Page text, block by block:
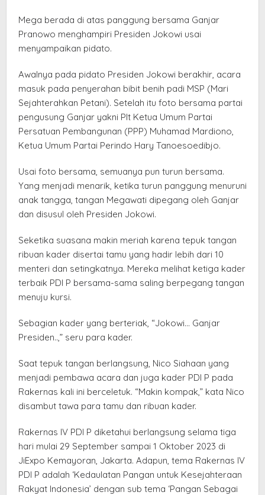
Mega berada di atas panggung bersama Ganjar
Pranowo menghampiri Presiden Jokowi usai
menyampaikan pidato.
Awalnya pada pidato Presiden Jokowi berakhir, acara
masuk pada penyerahan bibit benih padi MSP (Mari
Sejahterahkan Petani). Setelah itu foto bersama partai
pengusung Ganjar yakni Plt Ketua Umum Partai
Persatuan Pembangunan (PPP) Muhamad Mardiono,
Ketua Umum Partai Perindo Hary Tanoesoedibjo.
Usai foto bersama, semuanya pun turun bersama.
Yang menjadi menarik, ketika turun panggung menuruni
anak tangga, tangan Megawati dipegang oleh Ganjar
dan disusul oleh Presiden Jokowi.
Seketika suasana makin meriah karena tepuk tangan
ribuan kader disertai tamu yang hadir lebih dari 10
menteri dan setingkatnya. Mereka melihat ketiga kader
terbaik PDI P bersama-sama saling berpegang tangan
menuju kursi.
Sebagian kader yang berteriak, “Jokowi… Ganjar
Presiden..,” seru para kader.
Saat tepuk tangan berlangsung, Nico Siahaan yang
menjadi pembawa acara dan juga kader PDI P pada
Rakernas kali ini berceletuk. “Makin kompak,” kata Nico
disambut tawa para tamu dan ribuan kader.
Rakernas IV PDI P diketahui berlangsung selama tiga
hari mulai 29 September sampai 1 Oktober 2023 di
JiExpo Kemayoran, Jakarta. Adapun, tema Rakernas IV
PDI P adalah ‘Kedaulatan Pangan untuk Kesejahteraan
Rakyat Indonesia’ dengan sub tema ‘Pangan Sebagai